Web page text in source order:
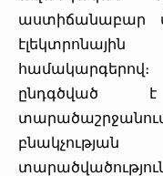
աստիճանաբար
ընդգծված